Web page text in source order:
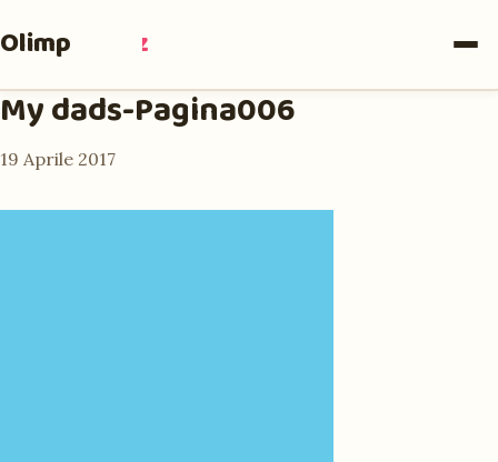
Olimpia Ruiz
My dads-Pagina006
19 Aprile 2017